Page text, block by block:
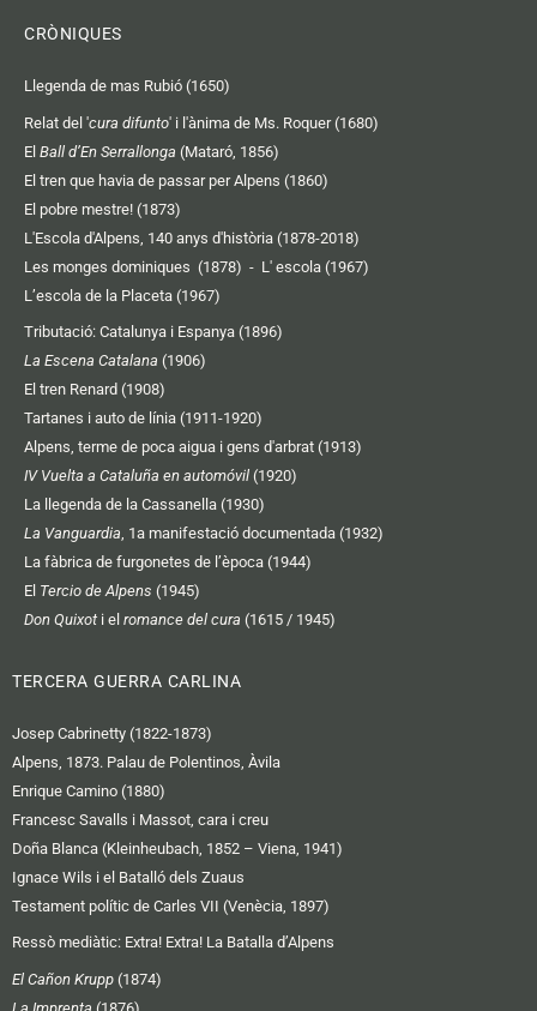
CRÒNIQUES
Llegenda de mas Rubió (1650)
Relat del 'cura difunto' i l'ànima de Ms. Roquer (1680)
El Ball d’En Serrallonga (Mataró, 1856)
El tren que havia de passar per Alpens (1860)
El pobre mestre! (1873)
L'Escola d'Alpens, 140 anys d'història (1878-2018)
Les monges dominiques (1878) - L' escola (1967)
L’escola de la Placeta (1967)
Tributació: Catalunya i Espanya (1896)
La Escena Catalana (1906)
El tren Renard (1908)
Tartanes i auto de línia (1911-1920)
Alpens, terme de poca aigua i gens d'arbrat (1913)
IV Vuelta a Cataluña en automóvil (1920)
La llegenda de la Cassanella (1930)
La Vanguardia, 1a manifestació documentada (1932)
La fàbrica de furgonetes de l’època (1944)
El Tercio de Alpens (1945)
Don Quixot i el romance del cura (1615 / 1945)
TERCERA GUERRA CARLINA
Josep Cabrinetty (1822-1873)
Alpens, 1873. Palau de Polentinos, Àvila
Enrique Camino (1880)
Francesc Savalls i Massot, cara i creu
Doña Blanca (Kleinheubach, 1852 – Viena, 1941)
Ignace Wils i el Batalló dels Zuaus
Testament polític de Carles VII (Venècia, 1897)
Ressò mediàtic: Extra! Extra! La Batalla d’Alpens
El Cañon Krupp (1874)